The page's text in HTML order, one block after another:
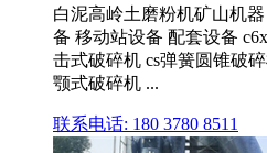
白泥高岭土磨粉机矿山机
备 移动站设备 配套设备
击式破碎机 cs弹簧圆锥破
颚式破碎机 ...
联系电话: 180 3780 8511